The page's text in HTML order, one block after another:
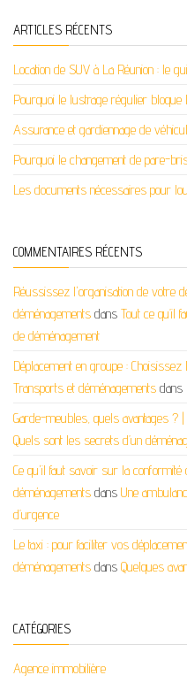
ARTICLES RÉCENTS
Location de SUV à La Réunion : le
Pourquoi le lustrage régulier
Assurance et gardiennage de
Pourquoi le changement de pare-
Les documents nécessaires pour
COMMENTAIRES RÉCENTS
Réussissez l'organisation de votre
déménagements dans Tout ce qu’il
de déménagement
Déplacement en groupe :
Transports et déménagements dans
Garde-meubles, quels avantages ?
Quels sont les secrets d’un
Ce qu'il faut savoir sur la
déménagements dans Une
d’urgence
Le taxi : pour faciliter vos
déménagements dans Quelques
CATÉGORIES
Agence immobilière